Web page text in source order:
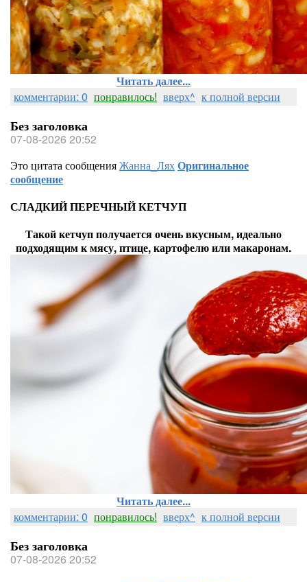
Читать далее...
комментарии: 0 понравилось! вверх^ к полной версии
Без заголовка
07-08-2026 20:52
Это цитата сообщенияЖанна_ЛяхОригинальное
сообщение
СЛАДКИЙ ПЕРЕЧНЫЙ КЕТЧУП
Такой кетчуп получается очень вкусным, идеально
подходящим к мясу, птице, картофелю или макаронам.
Читать далее...
комментарии: 0 понравилось! вверх^ к полной версии
Без заголовка
07-08-2026 20:52